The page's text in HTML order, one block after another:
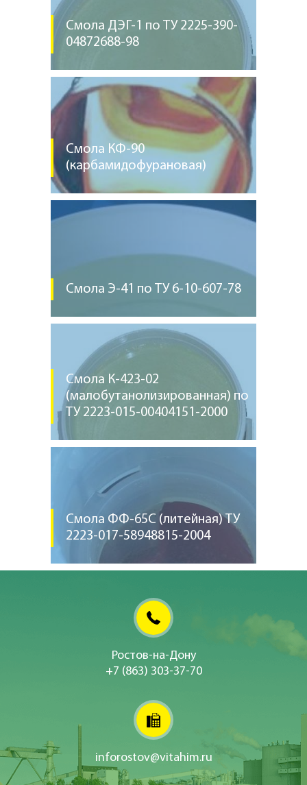
Смола ДЭГ-1 по ТУ 2225-390-
04872688-98
Смола КФ-90
(карбамидофурановая)
Смола Э-41 по ТУ 6-10-607-78
Смола К-423-02
(малобутанолизированная) по
ТУ 2223-015-00404151-2000
Смола ФФ-65С (литейная) ТУ
2223-017-58948815-2004
Ростов-на-Дону
+7 (863) 303-37-70
inforostov@vitahim.ru